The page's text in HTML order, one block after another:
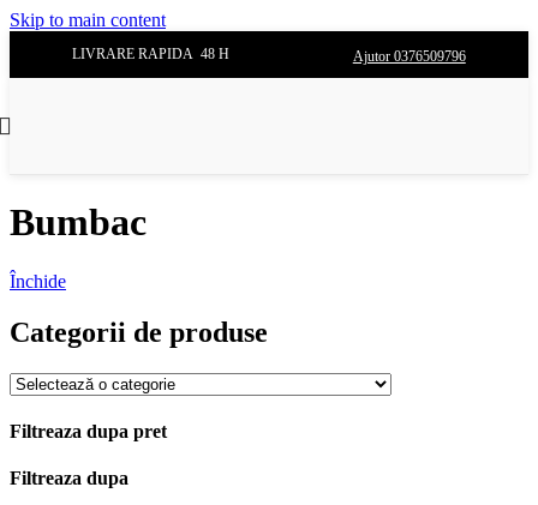
Skip to main content
LIVRARE RAPIDA 48 H Ajutor 0376509796
Bumbac
Închide
Categorii de produse
Filtreaza dupa pret
Filtreaza dupa